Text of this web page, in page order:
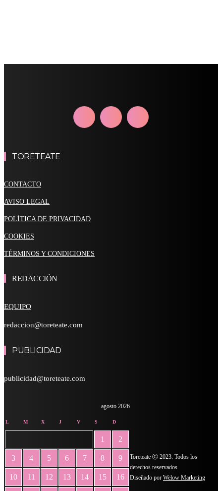
TORETEATE
CONTACTO
AVISO LEGAL
POLÍTICA DE PRIVACIDAD
COOKIES
TÉRMINOS Y CONDICIONES
REDACCIÓN
EQUIPO
redaccion@toreteate.com
PUBLICIDAD
publicidad@toreteate.com
agosto 2026
L M X J V S D
1 2
3 4 5 6 7 8 9
10 11 12 13 14 15 16
Toreteate Ⓒ 2023. Todos los
derechos reservados
Diseñado por Welow Marketing